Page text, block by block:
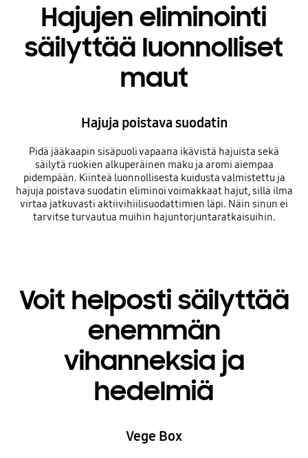
Hajujen eliminointi
säilyttää luonnolliset
maut
Hajuja poistava suodatin
Pidä jääkaapin sisäpuoli vapaana ikävistä hajuista sekä
säilytä ruokien alkuperäinen maku ja aromi aiempaa
pidempään. Kiinteä luonnollisesta kuidusta valmistettu ja
hajuja poistava suodatin eliminoi voimakkaat hajut, sillä ilma
virtaa jatkuvasti aktiivihiilisuodattimien läpi. Näin sinun ei
tarvitse turvautua muihin hajuntorjuntaratkaisuihin.
Voit helposti säilyttää
enemmän
vihanneksia ja
hedelmiä
Vege Box